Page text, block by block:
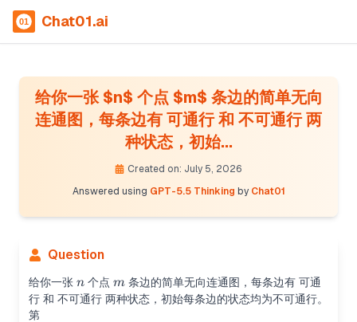
Chat01.ai
给你一张 $n$ 个点 $m$ 条边的简单无向
连通图，每条边有 可通行 和 不可通行 两
种状态，初始...
Created on: July 5, 2026
Answered using GPT-5.5 Thinking by Chat01
Question
给你一张 n
n 个点 m
m 条边的简单无向连通图，每条边有 可通
行 和 不可通行 两种状态，初始每条边的状态均为不可通行。
第